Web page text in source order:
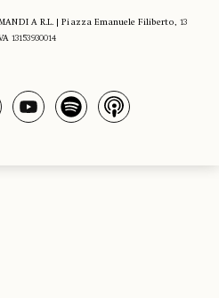
A R.L. | Piazza Emanuele Filiberto, 13
13153930014